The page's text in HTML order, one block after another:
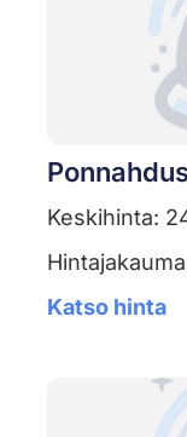
Keskihinta:
Katso hinta